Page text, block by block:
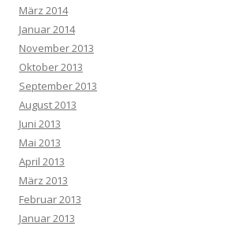
März 2014
Januar 2014
November 2013
Oktober 2013
September 2013
August 2013
Juni 2013
Mai 2013
April 2013
März 2013
Februar 2013
Januar 2013